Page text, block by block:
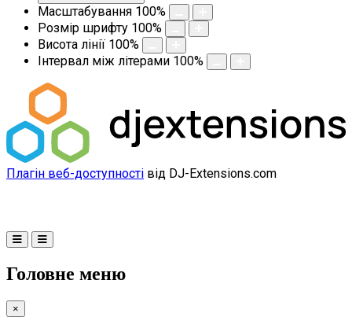
Масштабування 100%
Розмір шрифту 100%
Висота лінії 100%
Інтервал між літерами 100%
Плагін веб-доступності від DJ-Extensions.com
Головне меню
×